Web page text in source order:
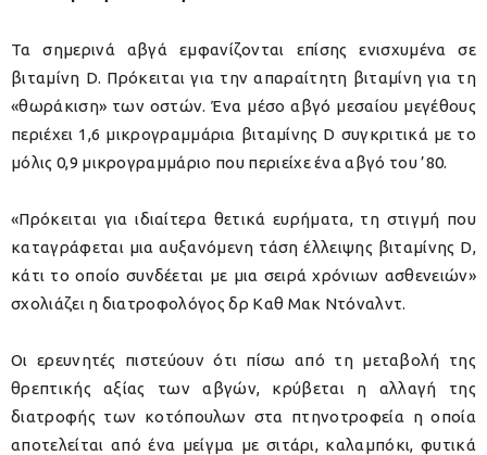
Τα σημερινά αβγά εμφανίζονται επίσης ενισχυμένα σε
βιταμίνη D. Πρόκειται για την απαραίτητη βιταμίνη για τη
«θωράκιση» των οστών. Ένα μέσο αβγό μεσαίου μεγέθους
περιέχει 1,6 μικρογραμμάρια βιταμίνης D συγκριτικά με το
μόλις 0,9 μικρογραμμάριο που περιείχε ένα αβγό του ’80.
«Πρόκειται για ιδιαίτερα θετικά ευρήματα, τη στιγμή που
καταγράφεται μια αυξανόμενη τάση έλλειψης βιταμίνης D,
κάτι το οποίο συνδέεται με μια σειρά χρόνιων ασθενειών»
σχολιάζει η διατροφολόγος δρ Καθ Μακ Ντόναλντ.
Οι ερευνητές πιστεύουν ότι πίσω από τη μεταβολή της
θρεπτικής αξίας των αβγών, κρύβεται η αλλαγή της
διατροφής των κοτόπουλων στα πτηνοτροφεία η οποία
αποτελείται από ένα μείγμα με σιτάρι, καλαμπόκι, φυτικά